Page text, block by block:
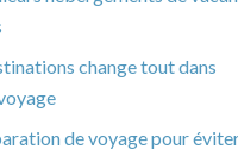
change tout dans
de voyage pour